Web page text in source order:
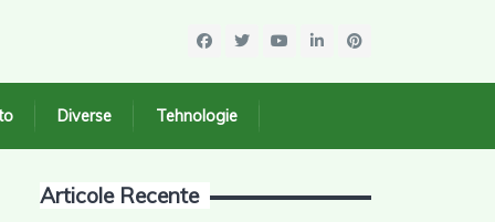
Diverse Tehnologie
Articole Recente